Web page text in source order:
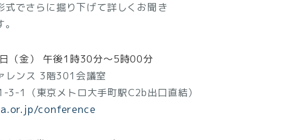
式でさらに掘り下げて詳しくお聞き
（金） 午後1時30分～5時00分
レンス 3階301会議室
3-1（東京メトロ大手町駅C2b出口直結）
conference